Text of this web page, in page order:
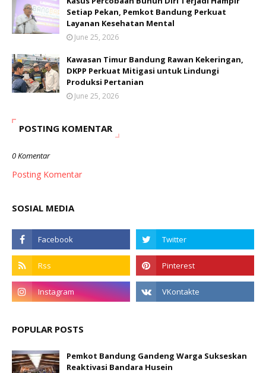
Setiap Pekan, Pemkot Bandung Perkuat
Layanan Kesehatan Mental
June 25, 2026
Kawasan Timur Bandung Rawan Kekeringan,
DKPP Perkuat Mitigasi untuk Lindungi
Produksi Pertanian
June 25, 2026
POSTING KOMENTAR
0 Komentar
Posting Komentar
SOSIAL MEDIA
POPULAR POSTS
Pemkot Bandung Gandeng Warga Sukseskan
Reaktivasi Bandara Husein